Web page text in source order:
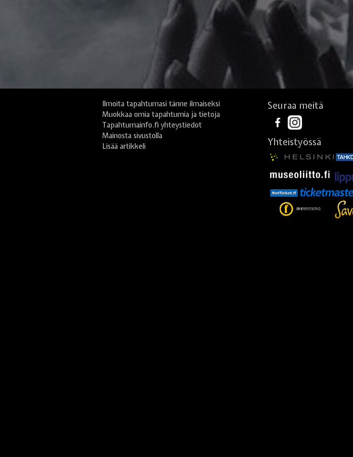
Ilmoita tapahtumasi tänne ilmaiseksi
Muokkaa omia tapahtumia ja tietoja
Tapahtumainfo.fi yhteystiedot
Mainosta sivustolla
Lisää artikkeli
Seuraa meitä
Yhteistyössä